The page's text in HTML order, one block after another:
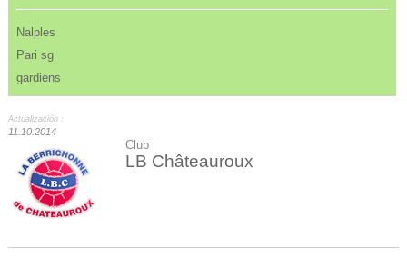
Nalples
Pari sg
gardiens
Actualización :
11.10.2014
Club
LB Châteauroux